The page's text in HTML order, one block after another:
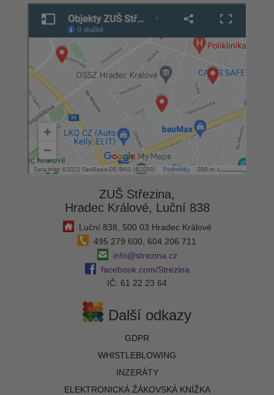
ZUŠ Střezina,
Hradec Králové, Luční 838
Luční 838, 500 03 Hradec Králové
495 279 600, 604 206 711
info@strezina.cz
facebook.com/Strezina
IČ: 61 22 23 64
Další odkazy
GDPR
WHISTLEBLOWING
INZERÁTY
ELEKTRONICKÁ ŽÁKOVSKÁ KNÍŽKA